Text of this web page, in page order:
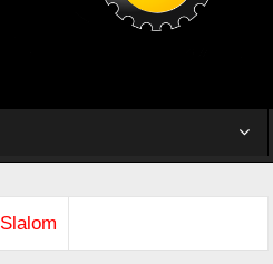
Slalom